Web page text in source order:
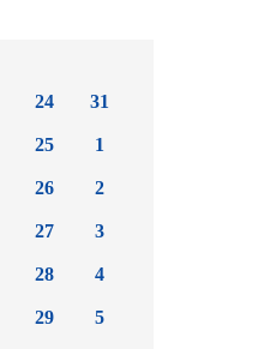
24
25
26
27
28
29
31
1
2
3
4
5